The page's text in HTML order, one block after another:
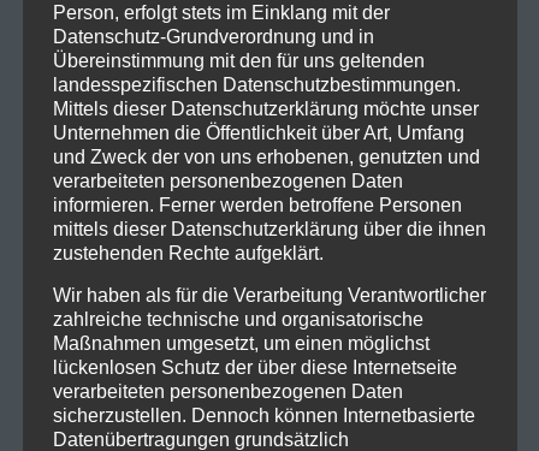
Person, erfolgt stets im Einklang mit der
Datenschutz-Grundverordnung und in
Übereinstimmung mit den für uns geltenden
landesspezifischen Datenschutzbestimmungen.
Mittels dieser Datenschutzerklärung möchte unser
Unternehmen die Öffentlichkeit über Art, Umfang
und Zweck der von uns erhobenen, genutzten und
verarbeiteten personenbezogenen Daten
informieren. Ferner werden betroffene Personen
mittels dieser Datenschutzerklärung über die ihnen
zustehenden Rechte aufgeklärt.
Wir haben als für die Verarbeitung Verantwortlicher
zahlreiche technische und organisatorische
Maßnahmen umgesetzt, um einen möglichst
lückenlosen Schutz der über diese Internetseite
verarbeiteten personenbezogenen Daten
sicherzustellen. Dennoch können Internetbasierte
Datenübertragungen grundsätzlich